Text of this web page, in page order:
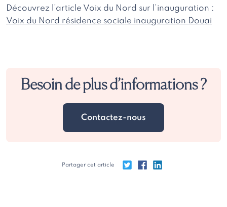
Découvrez l’article Voix du Nord sur l’inauguration :
Voix du Nord résidence sociale inauguration Douai
Besoin de plus d’informations ?
Contactez-nous
Partager cet article